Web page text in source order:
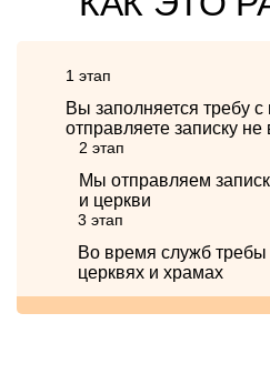
1 этап
Вы заполняется требу
отправляете записку
2 этап
Мы отправляем
и церкви
3 этап
Во время служб требы
церквях и храмах